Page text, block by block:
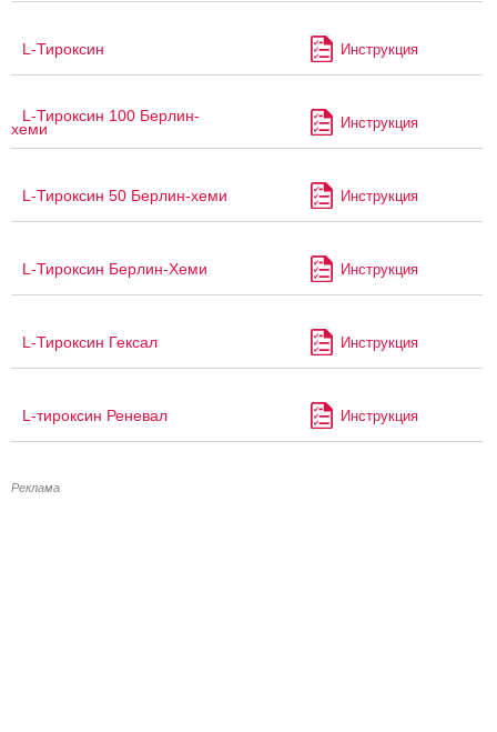
L-Тироксин Инструкция
L-Тироксин 100 Берлин-
хеми Инструкция
L-Тироксин 50 Берлин-хеми Инструкция
L-Тироксин Берлин-Хеми Инструкция
L-Тироксин Гексал Инструкция
L-тироксин Реневал Инструкция
Реклама